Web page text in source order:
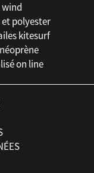
wind
polyester
kitesurf
on line